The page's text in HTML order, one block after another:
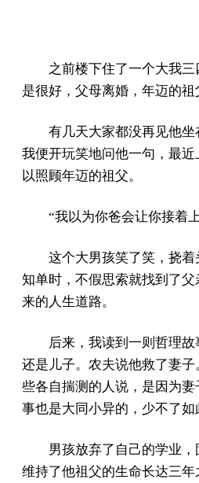
之前楼下住了一个大我
是很好，父母离婚，年迈的
有几天大家都没再见他
我便开玩笑地问他一句，最
以照顾年迈的祖父。
“我以为你爸会让你接着
这个大男孩笑了笑，挠
知单时，不假思索就找到了
来的人生道路。
后来，我读到一则哲理
还是儿子。农夫说他救了妻
些各自揣测的人说，是因为
事也是大同小异的，少不了如
男孩放弃了自己的学业
维持了他祖父的生命长达三年